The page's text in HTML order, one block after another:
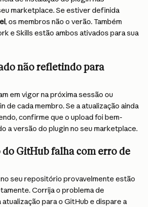
marketplace. Se estiver definida
, os membros não o verão. Também
e Skills estão ambos ativados para sua
não refletindo para
em vigor na próxima sessão ou
de cada membro. Se a atualização ainda
confirme que o upload foi bem-
a versão do plugin no seu marketplace.
GitHub falha com erro de
no seu repositório provavelmente estão
Corrija o problema de
para o GitHub e dispare a